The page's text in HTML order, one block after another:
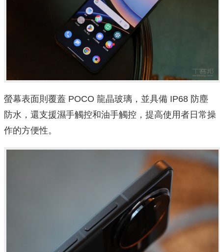
螢幕表面則覆蓋 POCO 龍晶玻璃，並具備 IP68 防塵
防水，還支援濕手觸控和油手觸控，提高使用者日常操
作的方便性。